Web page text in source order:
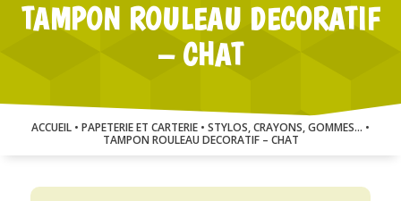
TAMPON ROULEAU DECORATIF
– CHAT
ACCUEIL • PAPETERIE ET CARTERIE • STYLOS, CRAYONS, GOMMES... •
TAMPON ROULEAU DECORATIF – CHAT